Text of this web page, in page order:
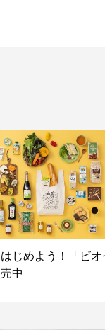
はじめよう！「ビ
売中